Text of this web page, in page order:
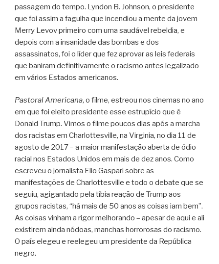
passagem do tempo. Lyndon B. Johnson, o presidente
que foi assim a fagulha que incendiou a mente da jovem
Merry Levov primeiro com uma saudável rebeldia, e
depois com a insanidade das bombas e dos
assassinatos, foi o líder que fez aprovar as leis federais
que baniram definitivamente o racismo antes legalizado
em vários Estados americanos.
Pastoral Americana, o filme, estreou nos cinemas no ano
em que foi eleito presidente esse estrupício que é
Donald Trump. Vimos o filme poucos dias após a marcha
dos racistas em Charlottesville, na Virginia, no dia 11 de
agosto de 2017 – a maior manifestação aberta de ódio
racial nos Estados Unidos em mais de dez anos. Como
escreveu o jornalista Elio Gaspari sobre as
manifestações de Charlottesville e todo o debate que se
seguiu, agigantado pela tíbia reação de Trump aos
grupos racistas, “há mais de 50 anos as coisas iam bem”.
As coisas vinham a rigor melhorando – apesar de aqui e ali
existirem ainda nódoas, manchas horrorosas do racismo.
O país elegeu e reelegeu um presidente da República
negro.